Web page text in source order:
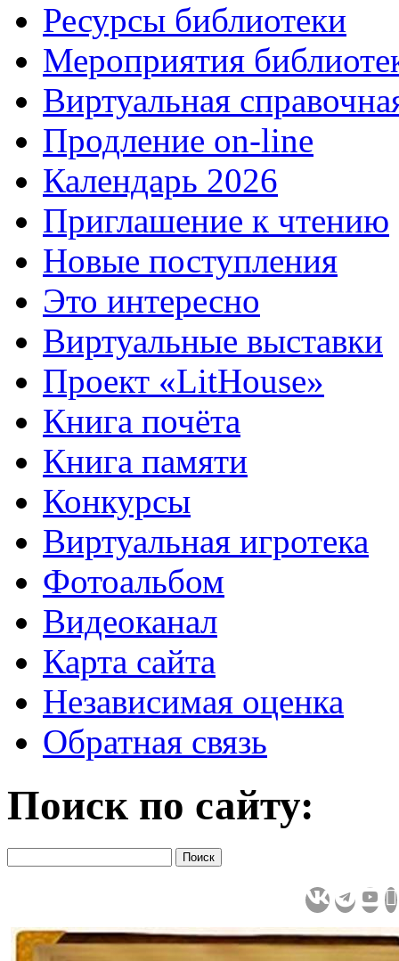
Ресурсы библиотеки
Мероприятия
Виртуальная
Продление on-line
Календарь 2026
Приглашение к чтению
Новые поступления
Это интересно
Виртуальные выставки
Проект «LitHouse»
Книга почёта
Книга памяти
Конкурсы
Виртуальная игротека
Фотоальбом
Видеоканал
Карта сайта
Независимая оценка
Обратная связь
Поиск по сайту: